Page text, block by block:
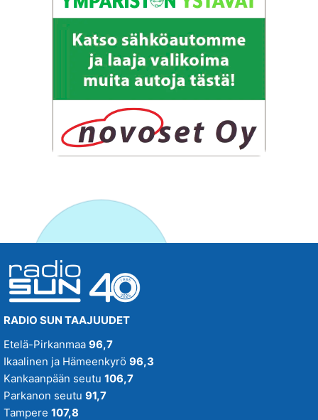
RADIO SUN TAAJUUDET
Etelä-Pirkanmaa 96,7
Ikaalinen ja Hämeenkyrö 96,3
Kankaanpään seutu 106,7
Parkanon seutu 91,7
Tampere 107,8